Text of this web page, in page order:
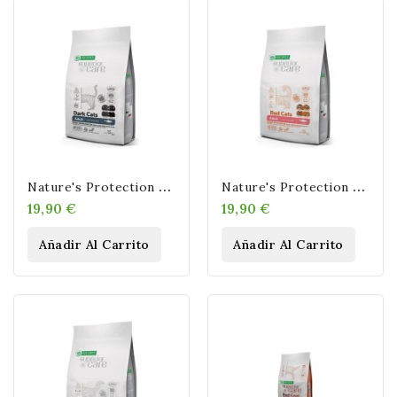
N
Ature's Protection Adult Pelo Oscuro Grain Free Arenque Para Gatos 1,5kg
19,90 €
Añadir Al Carrito
N
Ature's Protection Adult Pelo Rojo Grain Free Arenque Para Gatos 1,5kg
19,90 €
Añadir Al Carrito